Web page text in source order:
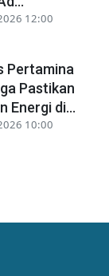
12:00
Pertamina
Pastikan
Energi di...
10:00